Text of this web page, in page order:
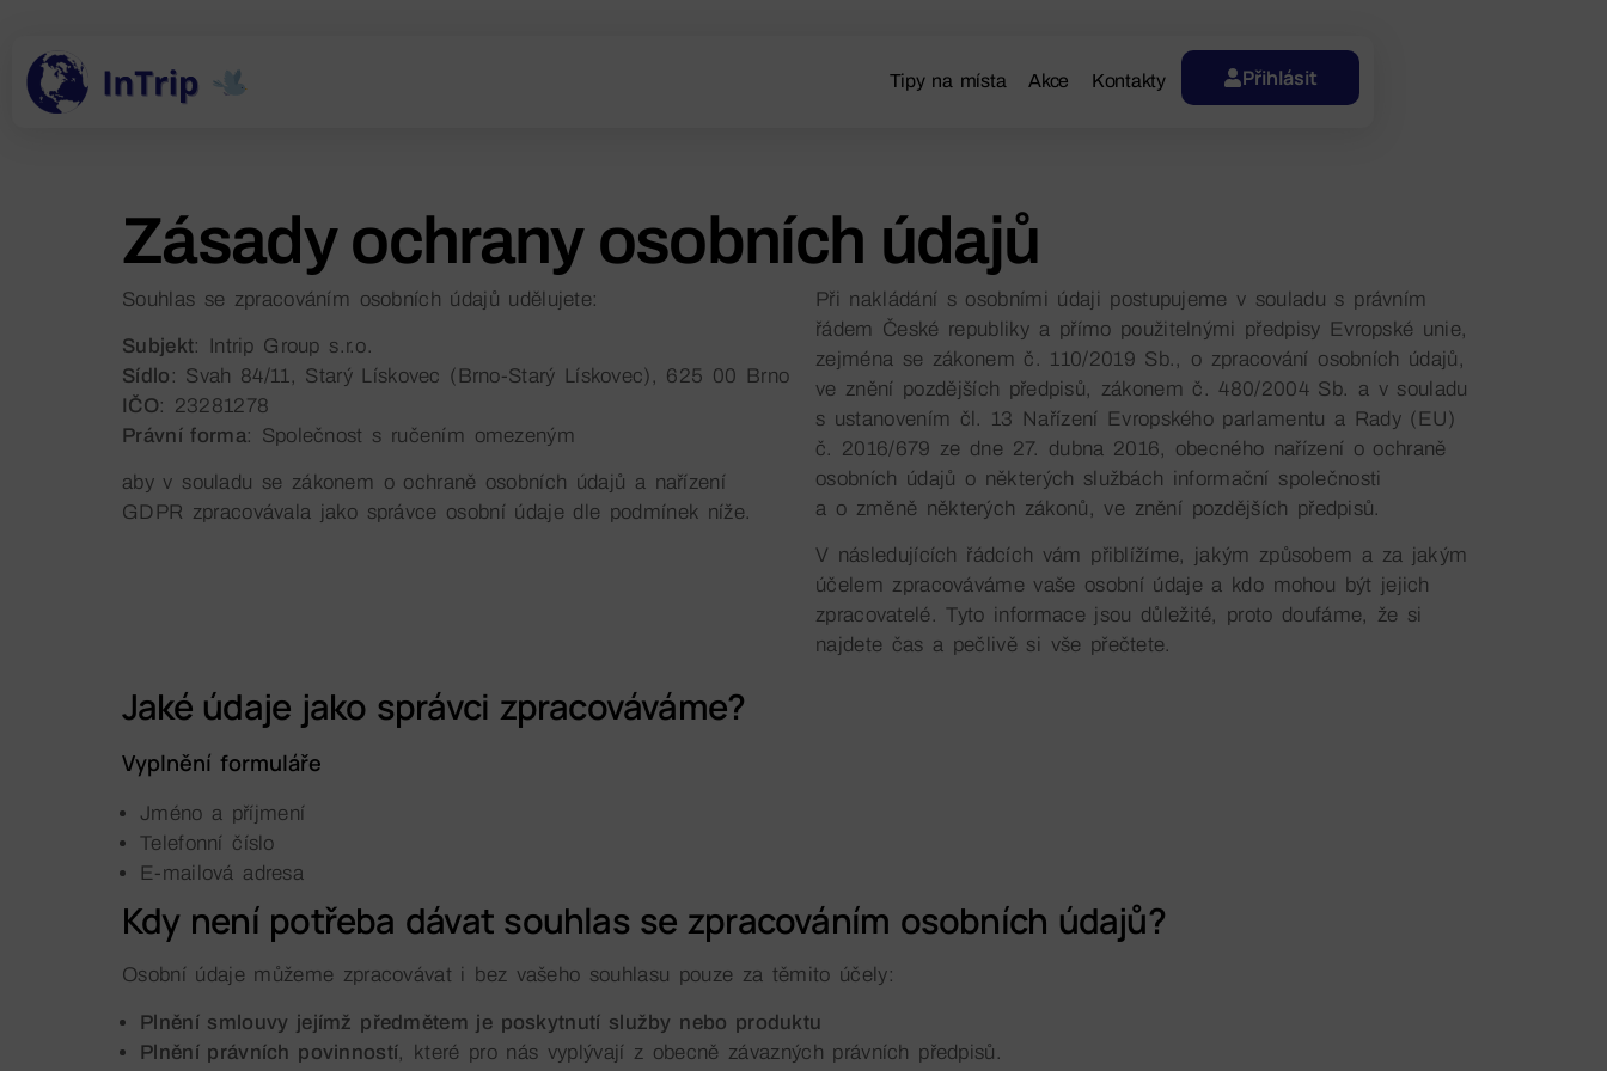
Tipy na místa Akce Kontakty Přihlásit
Zásady ochrany osobních údajů
Souhlas se zpracováním osobních údajů udělujete:
Subjekt: Intrip Group s.r.o.
Sídlo : Svah 84/11, Starý Lískovec (Brno-Starý Lískovec), 625 00 Brno
IČO: 23281278
Právní forma: Společnost s ručením omezeným
aby v souladu se zákonem o ochraně osobních údajů a nařízení
GDPR zpracovávala jako správce osobní údaje dle podmínek níže.
Při nakládání s osobními údaji postupujeme v souladu s právním
řádem České republiky a přímo použitelnými předpisy Evropské unie,
zejména se zákonem č. 110/2019 Sb., o zpracování osobních údajů,
ve znění pozdějších předpisů, zákonem č. 480/2004 Sb. a v souladu
s ustanovením čl. 13 Nařízení Evropského parlamentu a Rady (EU)
č. 2016/679 ze dne 27. dubna 2016, obecného nařízení o ochraně
osobních údajů o některých službách informační společnosti
a o změně některých zákonů, ve znění pozdějších předpisů.
V následujících řádcích vám přiblížíme, jakým způsobem a za jakým
účelem zpracováváme vaše osobní údaje a kdo mohou být jejich
zpracovatelé. Tyto informace jsou důležité, proto doufáme, že si
najdete čas a pečlivě si vše přečtete.
Jaké údaje jako správci zpracováváme?
Vyplnění formuláře
Jméno a příjmení
Telefonní číslo
E-mailová adresa
Kdy není potřeba dávat souhlas se zpracováním osobních údajů?
Osobní údaje můžeme zpracovávat i bez vašeho souhlasu pouze za těmito účely:
Plnění smlouvy jejímž předmětem je poskytnutí služby nebo produktu
Plnění právních povinností, které pro nás vyplývají z obecně závazných právních předpisů.